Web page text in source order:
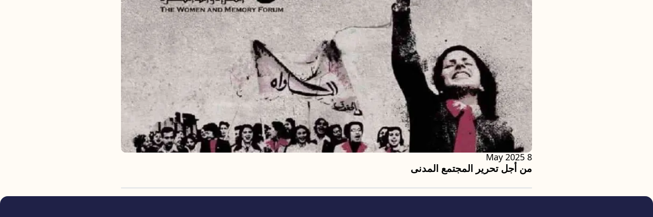
من أجل تحرير المجتمع المدنى
8 May 2025